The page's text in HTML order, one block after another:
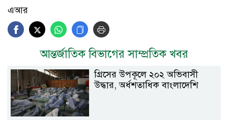
এআর
আন্তর্জাতিক বিভাগের সাম্প্রতিক খবর
গ্রিসের উপকূলে ২০২ অভিবাসী
উদ্ধার, অর্ধশতাধিক বাংলাদেশি